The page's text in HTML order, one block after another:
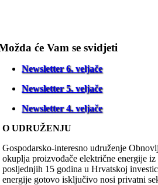
će Vam se svidjeti
Newsletter 6. veljače
Newsletter 5. veljače
Newsletter 4. veljače
O UDRUŽENJU
Gospodarsko-interesno udruženje
okuplja proizvođače električne energije
posljednjih 15 godina u Hrvatskoj
energije gotovo isključivo nosi privatni